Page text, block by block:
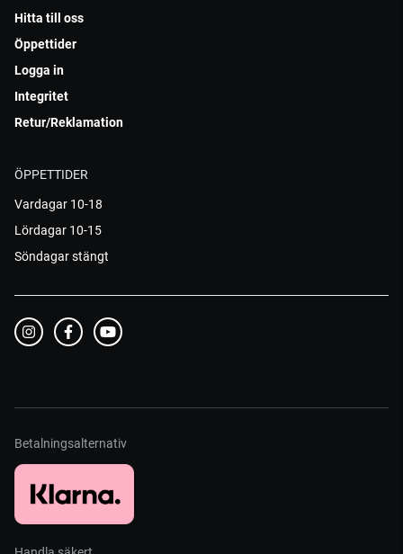
Hitta till oss
Öppettider
Logga in
Integritet
Retur/Reklamation
ÖPPETTIDER
Vardagar 10-18
Lördagar 10-15
Söndagar stängt
Betalningsalternativ